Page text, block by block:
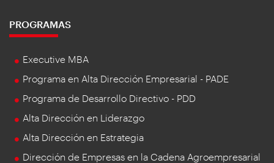
PROGRAMAS
Executive MBA
Programa en Alta Dirección Empresarial - PADE
Programa de Desarrollo Directivo - PDD
Alta Dirección en Liderazgo
Alta Dirección en Estrategia
Dirección de Empresas en la Cadena Agroempresarial